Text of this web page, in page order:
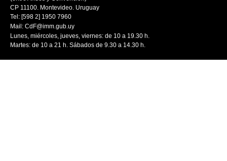
CP 11100. Montevideo. Uruguay
Tel: [598 2] 1950 7960
Mail: CdF@imm.gub.uy
Lunes, miércoles, jueves, viernes: de 10 a 19.30 h.
Martes: de 10 a 21 h. Sábados de 9.30 a 14.30 h.